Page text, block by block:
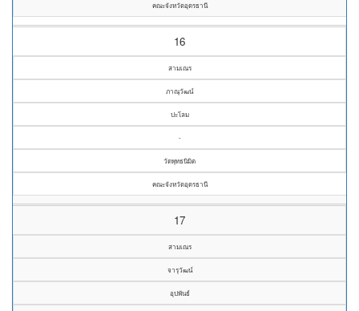
คณะจังหวัดอุดรธานี
16
สามเณร
ภาณุวัฒน์
ปะโลม
-
วัดพุทธนิมิต
คณะจังหวัดอุดรธานี
17
สามเณร
จารุวัฒน์
อุปพันธ์